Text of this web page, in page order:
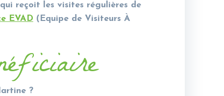
reçoit les visites régulières de
EVAD (Equipe de Visiteurs À
?